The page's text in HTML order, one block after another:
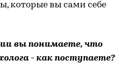
которые вы сами себе
вы понимаете, что
- как поступаете?